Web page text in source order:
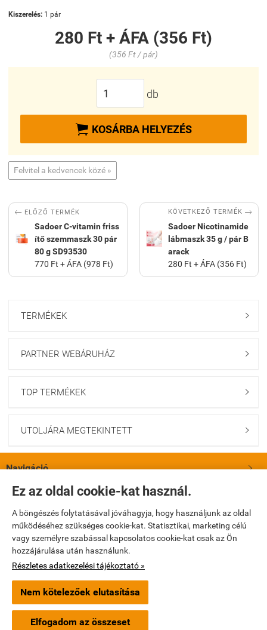
Ez az oldal cookie-kat használ.
A böngészés folytatásával jóváhagyja, hogy használjunk az oldal
működéséhez szükséges cookie-kat. Statisztikai, marketing célú
vagy személyre szabással kapcsolatos cookie-kat csak az Ön
hozzájárulása után használunk.
Részletes adatkezelési tájékoztató »
Nem kötelezőek elutasítása
Elfogadom az összeset
Kiszerelés: 1 pár
280 Ft + ÁFA (356 Ft)
(356 Ft / pár)
db
 KOSÁRBA HELYEZÉS
Felvitel a kedvencek közé »
 ELŐZŐ TERMÉK
Sadoer C-vitamin friss
ítő szemmaszk 30 pár
80 g SD93530
770 Ft + ÁFA (978 Ft)
KÖVETKEZŐ TERMÉK 
Sadoer Nicotinamide
lábmaszk 35 g / pár B
arack
280 Ft + ÁFA (356 Ft)
TERMÉKEK 
PARTNER WEBÁRUHÁZ 
TOP TERMÉKEK 
UTOLJÁRA MEGTEKINTETT 
Navigáció 
Saját fiók
Bemutatkozás
Elérhetőségek
Webáruház készítés